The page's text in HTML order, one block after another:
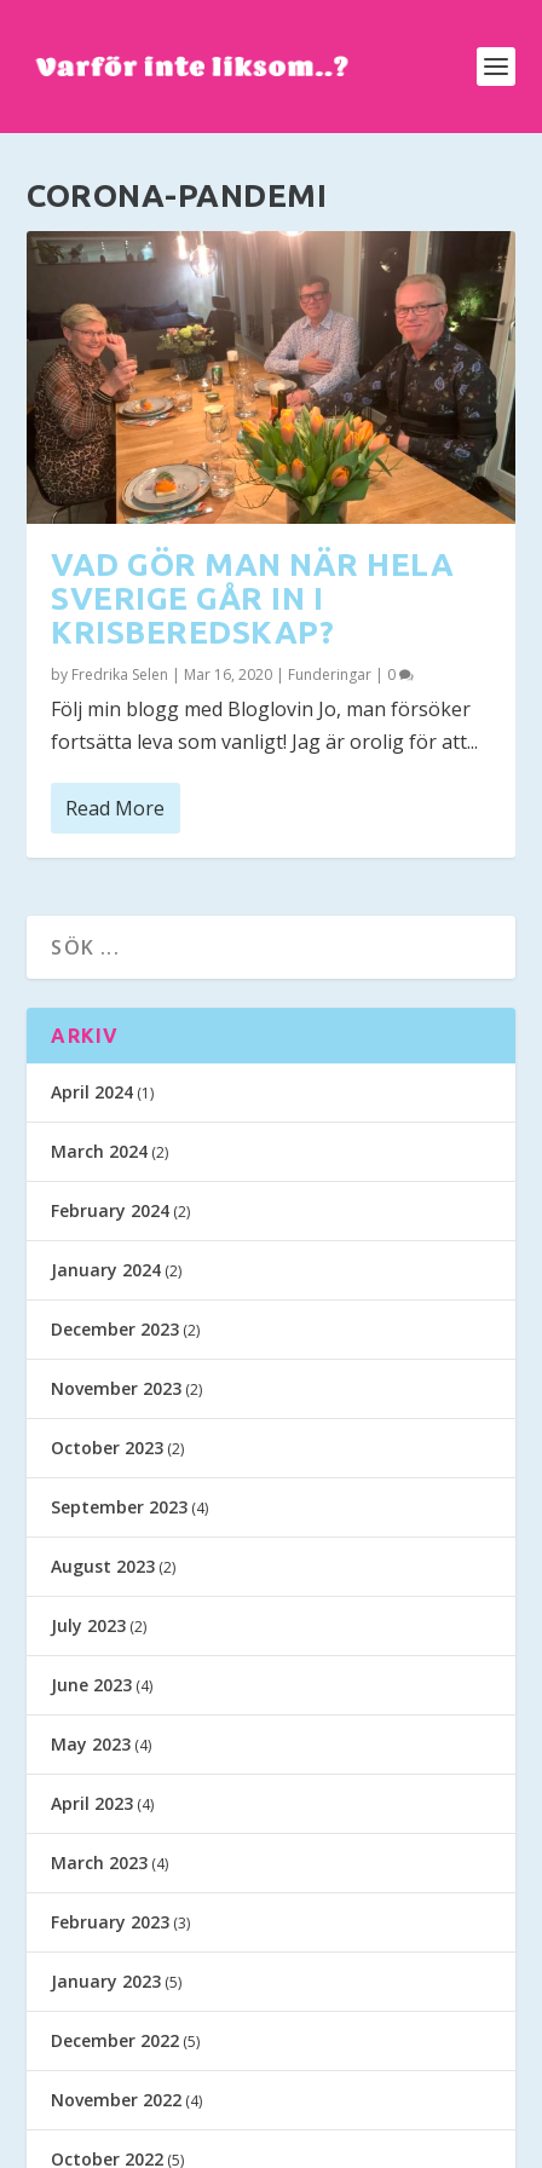
CORONA-PANDEMI
VAD GÖR MAN NÄR HELA
SVERIGE GÅR IN I
KRISBEREDSKAP?
by Fredrika Selen | Mar 16, 2020 | Funderingar | 0
Följ min blogg med Bloglovin Jo, man försöker
fortsätta leva som vanligt! Jag är orolig för att...
Read More
ARKIV
April 2024 (1)
March 2024 (2)
February 2024 (2)
January 2024 (2)
December 2023 (2)
November 2023 (2)
October 2023 (2)
September 2023 (4)
August 2023 (2)
July 2023 (2)
June 2023 (4)
May 2023 (4)
April 2023 (4)
March 2023 (4)
February 2023 (3)
January 2023 (5)
December 2022 (5)
November 2022 (4)
October 2022 (5)